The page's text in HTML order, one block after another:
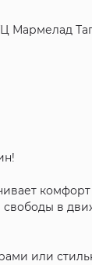
Мармелад
свободы в
или